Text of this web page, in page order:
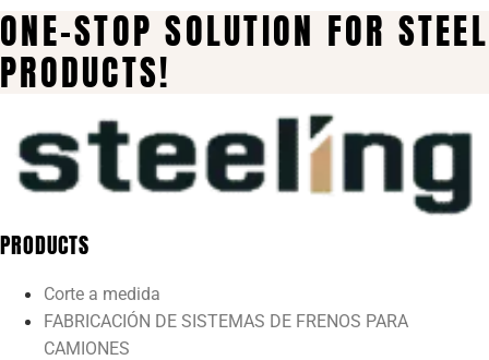
ONE-STOP SOLUTION FOR STEEL
PRODUCTS!
PRODUCTS
Corte a medida
FABRICACIÓN DE SISTEMAS DE FRENOS PARA
CAMIONES